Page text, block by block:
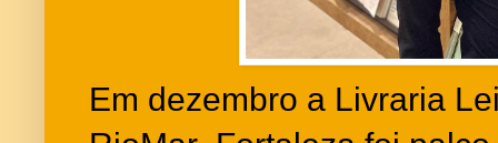
Em dezembro a Livraria